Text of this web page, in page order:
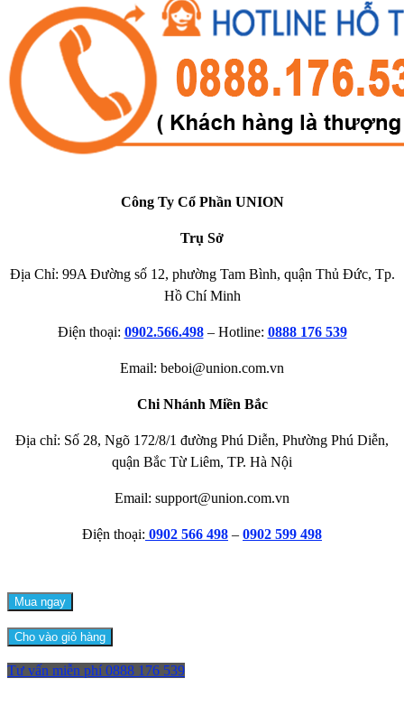
Công Ty Cổ Phần UNION
Trụ Sở
Địa Chỉ: 99A Đường số 12, phường Tam Bình, quận Thủ Đức, Tp.
Hồ Chí Minh
Điện thoại: 0902.566.498– Hotline: 0888 176 539
Email: beboi@union.com.vn
Chi Nhánh Miền Bắc
Địa chỉ: Số 28, Ngõ 172/8/1 đường Phú Diễn, Phường Phú Diễn,
quận Bắc Từ Liêm, TP. Hà Nội
Email: support@union.com.vn
Điện thoại: 0902 566 498 – 0902 599 498
Mua ngay
Cho vào giỏ hàng
Tư vấn miễn phí 0888 176 539